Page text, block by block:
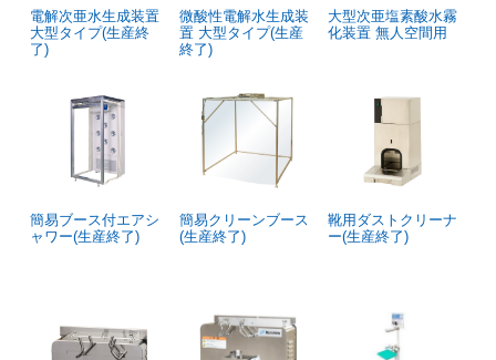
電解次亜水生成装置
大型タイプ(生産終
了)
微酸性電解水生成装
置 大型タイプ(生産
終了)
大型次亜塩素酸水霧
化装置 無人空間用
簡易ブース付エアシ
ャワー(生産終了)
簡易クリーンブース
(生産終了)
靴用ダストクリーナ
ー(生産終了)